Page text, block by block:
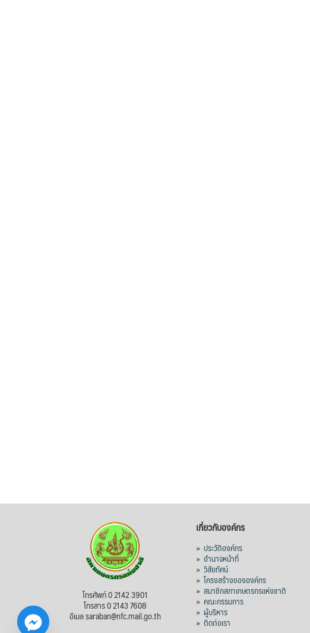
โทรศัพท์ 0 2142 3901
โทรสาร 0 2143 7608
อีเมล saraban@nfc.mail.go.th
เกี่ยวกับองค์กร
»ประวัติองค์กร
»อำนาจหน้าที่
»วิสัยทัศน์
»โครงสร้างขององค์กร
»สมาชิกสภาเกษตรกรแห่งชาติ
»คณะกรรมการ
» ผู้บริหาร
»ติดต่อเรา